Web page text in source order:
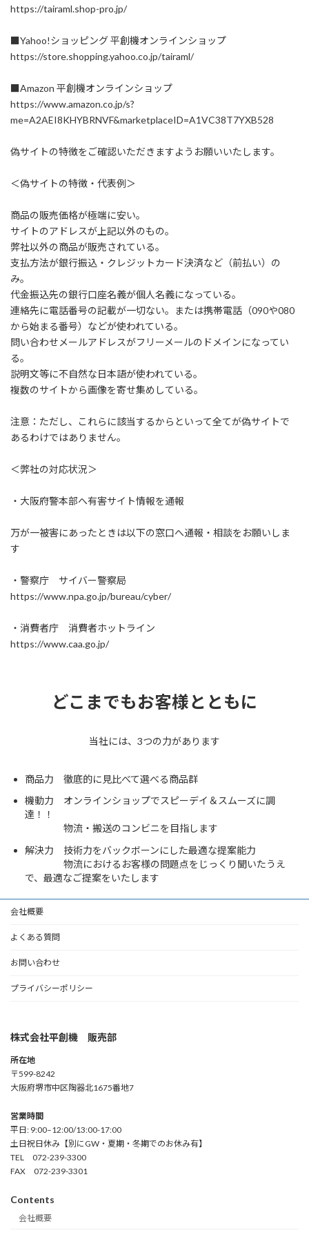
https://tairaml.shop-pro.jp/
■Yahoo!ショッピング 平創機オンラインショップ
https://store.shopping.yahoo.co.jp/tairaml/
■Amazon 平創機オンラインショップ
https://www.amazon.co.jp/s?
me=A2AEI8KHYBRNVF&marketplaceID=A1VC38T7YXB528
偽サイトの特徴をご確認いただきますようお願いいたします。
＜偽サイトの特徴・代表例＞
商品の販売価格が極端に安い。
サイトのアドレスが上記以外のもの。
弊社以外の商品が販売されている。
支払方法が銀行振込・クレジットカード決済など（前払い）の
み。
代金振込先の銀行口座名義が個人名義になっている。
連絡先に電話番号の記載が一切ない。または携帯電話（090や080
から始まる番号）などが使われている。
問い合わせメールアドレスがフリーメールのドメインになってい
る。
説明文等に不自然な日本語が使われている。
複数のサイトから画像を寄せ集めしている。
注意：ただし、これらに該当するからといって全てが偽サイトで
あるわけではありません。
＜弊社の対応状況＞
・大阪府警本部へ有害サイト情報を通報
万が一被害にあったときは以下の窓口へ通報・相談をお願いしま
す
・警察庁 サイバー警察局
https://www.npa.go.jp/bureau/cyber/
・消費者庁 消費者ホットライン
https://www.caa.go.jp/
どこまでもお客様とともに
​当社には、3つの力があります
商品力 ​徹底的に見比べて選べる商品群
機動力 ​オンラインショップでスピーデイ＆スムーズに調
達！！
物流・搬送のコンビニを目指します
解決力 技術力をバックボーンにした最適な提案能力
物流におけるお客様の問題点をじっくり聞いたうえ
で、最適なご提案をいたします
会社概要
よくある質問
お問い合わせ
プライバシーポリシー
株式会社平創機 販売部
所在地
〒599-8242
大阪府堺市中区陶器北1675番地7
営業時間
平日: 9:00–12:00/13:00-17:00
土日祝日休み【別にGW・夏期・冬期でのお休み有】
TEL 072-239-3300
FAX 072-239-3301
Contents
会社概要